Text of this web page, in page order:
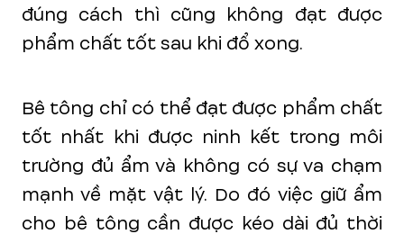
đúng cách thì cũng không đạt được
phẩm chất tốt sau khi đổ xong.
Bê tông chỉ có thể đạt được phẩm chất
tốt nhất khi được ninh kết trong môi
trường đủ ẩm và không có sự va chạm
mạnh về mặt vật lý. Do đó việc giữ ẩm
cho bê tông cần được kéo dài đủ thời